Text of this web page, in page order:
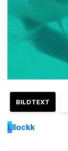
BILDTEXT
Lllockk